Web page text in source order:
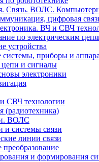
Связь. ВОЛС.
цифровая
ВЧ и СВЧ
по электрическим
устройства
системы, приборы и
цепи и сигналы
электроники
СВЧ технологии
(радиотехника)
ВОЛС
и системы связи
линии связи
и формирования